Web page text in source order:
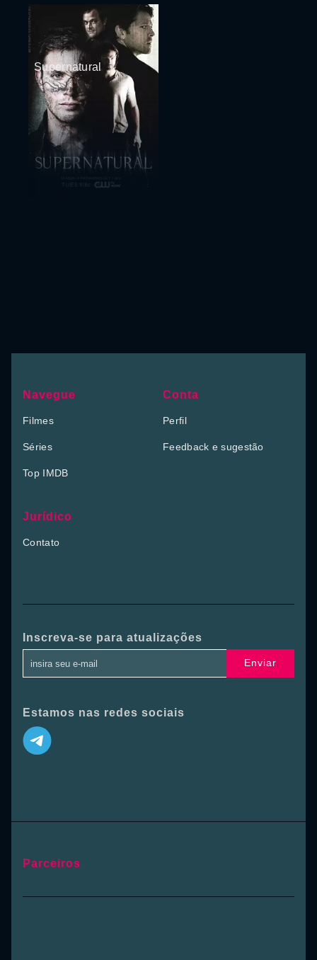
Supernatural
Navegue
Filmes
Séries
Top IMDB
Conta
Perfil
Feedback e sugestão
Jurídico
Contato
Inscreva-se para atualizações
Enviar
Estamos nas redes sociais
Parceiros